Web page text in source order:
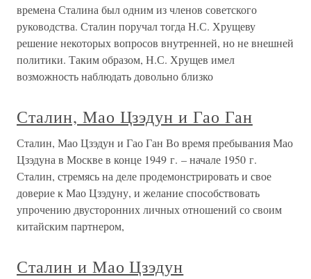
времена Сталина был одним из членов советского
руководства. Сталин поручал тогда Н.С. Хрущеву
решение некоторых вопросов внутренней, но не внешней
политики. Таким образом, Н.С. Хрущев имел
возможность наблюдать довольно близко
Сталин, Мао Цзэдун и Гао Ган
Сталин, Мао Цзэдун и Гао Ган Во время пребывания Мао
Цзэдуна в Москве в конце 1949 г. – начале 1950 г.
Сталин, стремясь на деле продемонстрировать и свое
доверие к Мао Цзэдуну, и желание способствовать
упрочению двусторонних личных отношений со своим
китайским партнером,
Сталин и Мао Цзэдун